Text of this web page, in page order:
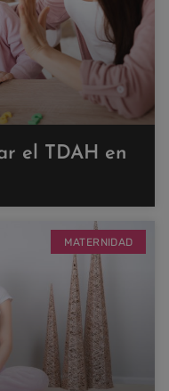
el TDAH en
MATERNIDAD